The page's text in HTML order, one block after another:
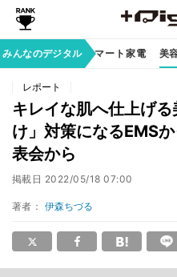
みんなのデジタル
族のデジタル スマート家電 美
レポート
キレイな肌へ仕上げ
け」対策になるEMS
表会から
掲載日 2022/05/18 07:00
著者： 伊森ちづる